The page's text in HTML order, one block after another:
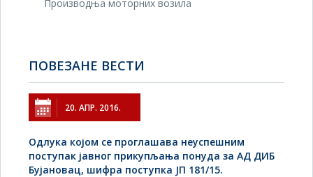
Производња моторних возила
ПОВЕЗАНЕ ВЕСТИ
20. АПР. 2016.
Одлука којом се проглашава неуспешним
поступак јавног прикупљања понуда за АД ДИБ
Бујановац, шифра поступка ЈП 181/15.